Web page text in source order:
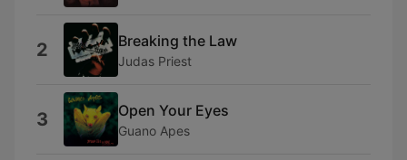
2 Breaking the Law
Judas Priest
3 Open Your Eyes
Guano Apes